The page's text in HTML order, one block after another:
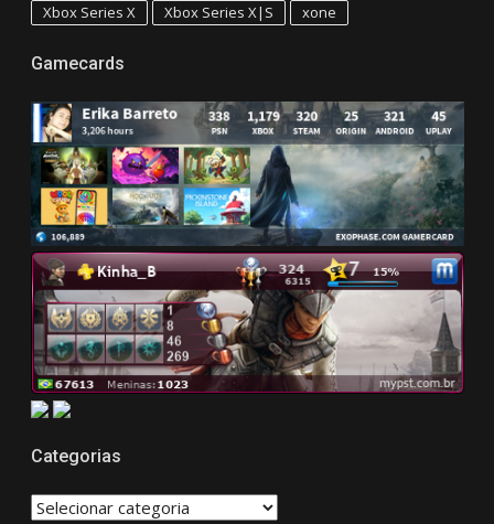
Xbox Series X
Xbox Series X|S xone
Gamecards
Categorias
CATEGORIAS